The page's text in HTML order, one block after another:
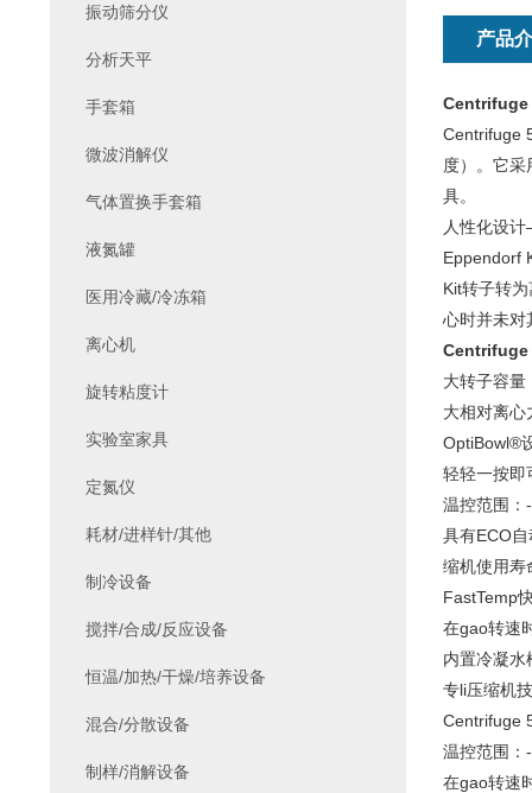
产品
Centrifuge
Centrifuge
度）。它
具。
人性化设
Eppendorf
Kit转子转
心时并未对
Centrifuge
大转子容
大相对离
OptiBowl®
轻轻一按即
温控范围：
具有ECO
缩机使用寿
FastTemp
在gao转速
内置冷凝水
专li压缩机
Centrifuge
温控范围：
在gao转速
振动筛分仪
分析天平
手套箱
微波消解仪
气体置换手套箱
液氮罐
医用冷藏/冷冻箱
离心机
旋转粘度计
实验室家具
定氮仪
耗材/进样针/其他
制冷设备
搅拌/合成/反应设备
恒温/加热/干燥/培养设备
混合/分散设备
制样/消解设备